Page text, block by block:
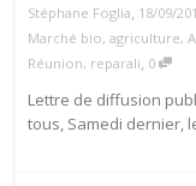
Stéphane Foglia, 18/09/
Marché bio, agriculture,
Réunion, reparali, 0
Lettre de diffusion
tous, Samedi dernier,